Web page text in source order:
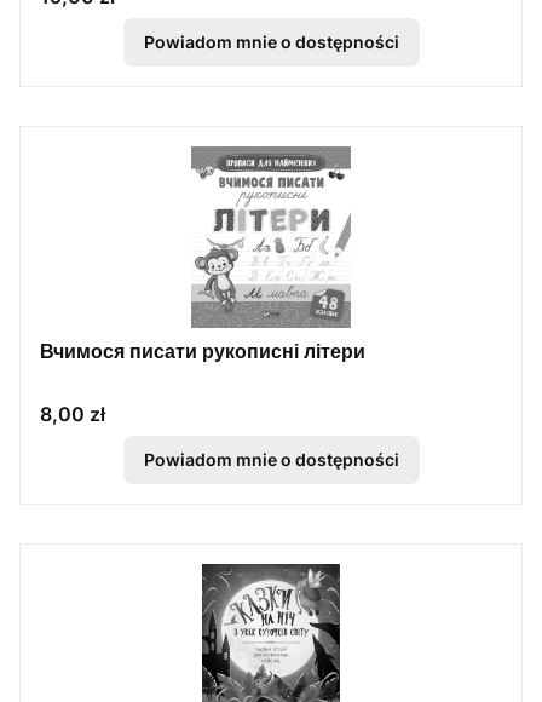
Powiadom mnie o dostępności
Вчимося писати рукописні літери
Cena
8,00 zł
Powiadom mnie o dostępności